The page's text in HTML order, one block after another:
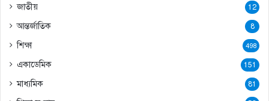
জাতীয় 12
আন্তর্জাতিক 8
শিক্ষা 498
একাডেমিক 151
মাধ্যমিক 81